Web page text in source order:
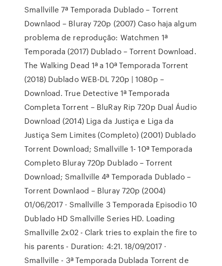
Smallville 7ª Temporada Dublado – Torrent
Downlaod – Bluray 720p (2007) Caso haja algum
problema de reprodução: Watchmen 1ª
Temporada (2017) Dublado – Torrent Download.
The Walking Dead 1ª a 10ª Temporada Torrent
(2018) Dublado WEB-DL 720p | 1080p –
Download. True Detective 1ª Temporada
Completa Torrent – BluRay Rip 720p Dual Áudio
Download (2014) Liga da Justiça e Liga da
Justiça Sem Limites (Completo) (2001) Dublado
Torrent Download; Smallville 1- 10ª Temporada
Completo Bluray 720p Dublado – Torrent
Download; Smallville 4ª Temporada Dublado –
Torrent Downlaod – Bluray 720p (2004)
01/06/2017 · Smallville 3 Temporada Episodio 10
Dublado HD Smallville Series HD. Loading
Smallville 2x02 - Clark tries to explain the fire to
his parents - Duration: 4:21. 18/09/2017 ·
Smallville - 3ª Temporada Dublada Torrent de